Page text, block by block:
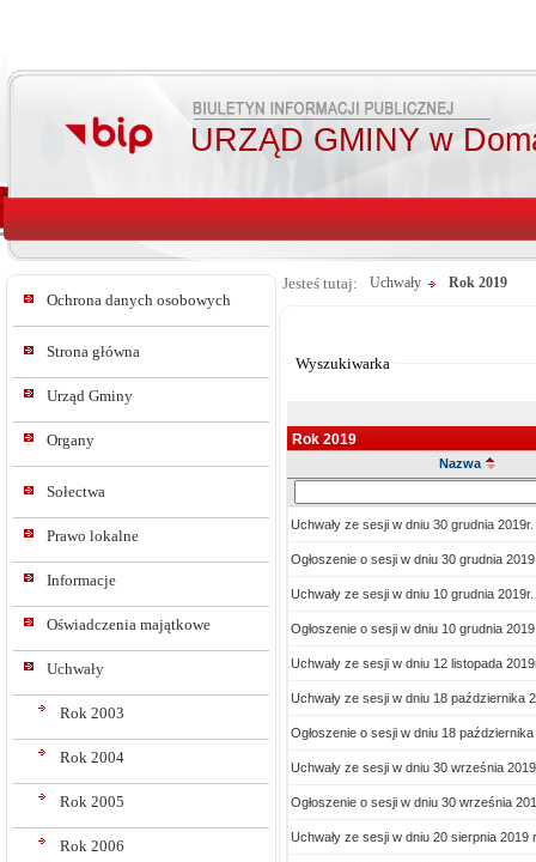
URZĄD GMINY w
Ochrona danych osobowych
Strona główna
Urząd Gminy
Organy
Sołectwa
Prawo lokalne
Informacje
Oświadczenia majątkowe
Uchwały
Rok 2003
Rok 2004
Rok 2005
Rok 2006
Jesteś tutaj: Uchwały Rok 2019
Wyszukiwarka
Rok 2019
Nazwa
w
tresc_tytul
Uchwały ze sesji w dniu 30 grudnia 2019r.
Ogłoszenie o sesji w dniu 30 grudnia
Uchwały ze sesji w dniu 10 grudnia 2019r.
Ogłoszenie o sesji w dniu 10 grudnia
Uchwały ze sesji w dniu 12 listopada
Uchwały ze sesji w dniu 18 października
Ogłoszenie o sesji w dniu 18 października
Uchwały ze sesji w dniu 30 września
Ogłoszenie o sesji w dniu 30 września
Uchwały ze sesji w dniu 20 sierpnia 2019